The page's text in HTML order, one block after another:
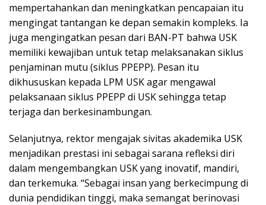
mempertahankan dan meningkatkan pencapaian itu
mengingat tantangan ke depan semakin kompleks. Ia
juga mengingatkan pesan dari BAN-PT bahwa USK
memiliki kewajiban untuk tetap melaksanakan siklus
penjaminan mutu (siklus PPEPP). Pesan itu
dikhususkan kepada LPM USK agar mengawal
pelaksanaan siklus PPEPP di USK sehingga tetap
terjaga dan berkesinambungan.
Selanjutnya, rektor mengajak sivitas akademika USK
menjadikan prestasi ini sebagai sarana refleksi diri
dalam mengembangkan USK yang inovatif, mandiri,
dan terkemuka. “Sebagai insan yang berkecimpung di
dunia pendidikan tinggi, maka semangat berinovasi